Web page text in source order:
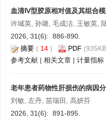
血清Ⅳ型胶原相对值及其组合
许城英, 孙璐, 毛成洁, 王敏英,
2026, 31(6): 886-890.
摘要 ( 14 ) PDF
参考文献 | 相关文章 | 计量指标
老年患者药物性肝损伤的病因
刘敏, 左丹, 苗瑞田, 高妍芬
2026, 31(6): 891-895.